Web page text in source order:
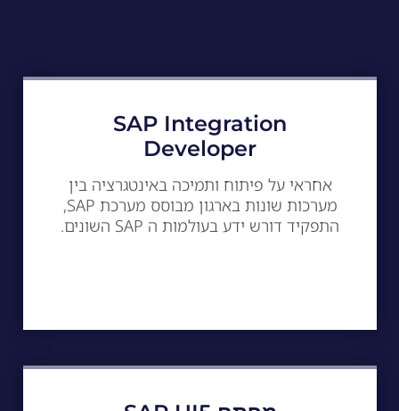
SAP Integration
Developer
אחראי על פיתוח ותמיכה באינטגרציה בין
מערכות שונות בארגון מבוסס מערכת SAP,
התפקיד דורש ידע בעולמות ה SAP השונים.